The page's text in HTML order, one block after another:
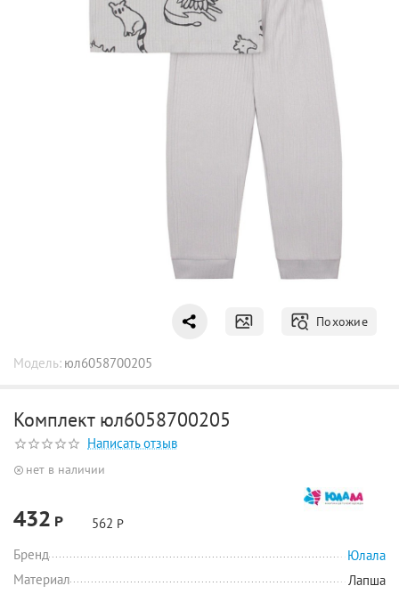
Похожие
Модель: юл6058700205
Комплект юл6058700205
Написать отзыв
нет в наличии
432 Р 562 Р
Бренд
Юлала
Материал
Лапша